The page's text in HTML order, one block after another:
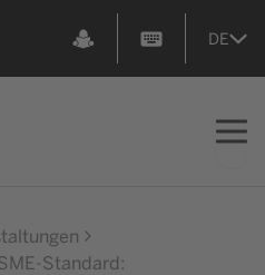
DE
Standard: